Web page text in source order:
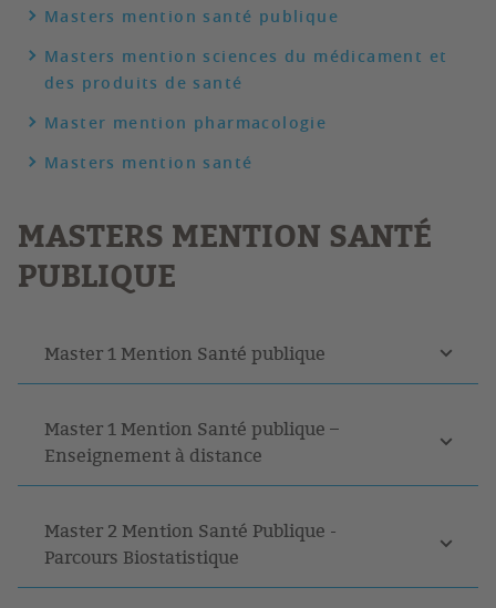
Masters mention santé publique
Masters mention sciences du médicament et
des produits de santé
Master mention pharmacologie
Masters mention santé
MASTERS MENTION SANTÉ
PUBLIQUE
Master 1 Mention Santé publique
Master 1 Mention Santé publique –
Enseignement à distance
Master 2 Mention Santé Publique -
Parcours Biostatistique